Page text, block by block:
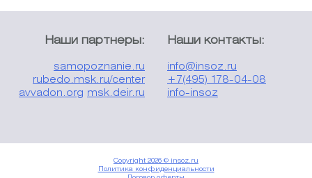
Наши партнеры:
samopoznanie.ru
rubedo.msk.ru/center
avvadon.org msk.deir.ru
Наши контакты:
info@insoz.ru
+7(495) 178-04-08
info-insoz
Copyright 2026 © insoz.ru
Политика конфиденциальности